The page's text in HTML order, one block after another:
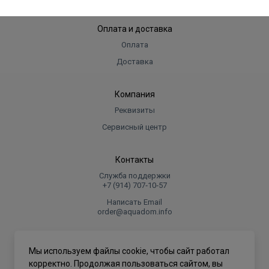
Оплата и доставка
Оплата
Доставка
Компания
Реквизиты
Сервисный центр
Контакты
Служба поддержки
+7 (914) 707‑10‑57
Написать Email
order@aquadom.info
.
Мы используем файлы cookie, чтобы сайт работал
корректно. Продолжая пользоваться сайтом, вы